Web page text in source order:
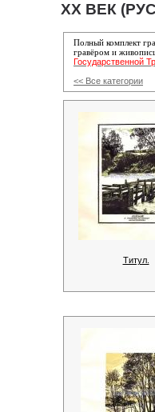
XX ВЕК
Полный комплект
гравёром и
Государственной
<< Все категории
Титул.